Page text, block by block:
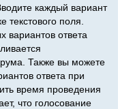
каждый вариант
текстового поля.
вариантов ответа
Также вы можете
ответа при
время проведения
что голосование